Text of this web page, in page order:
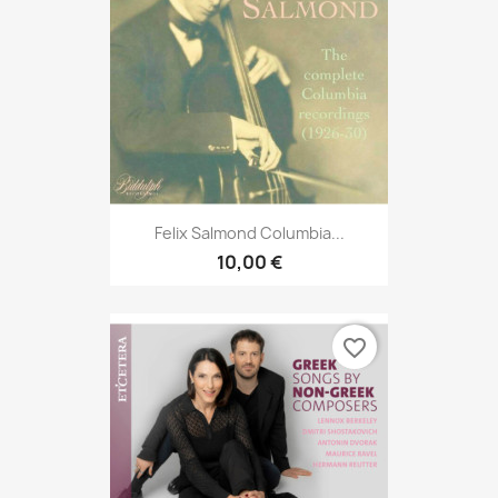
Felix Salmond Columbia...
10,00 €
favorite_border